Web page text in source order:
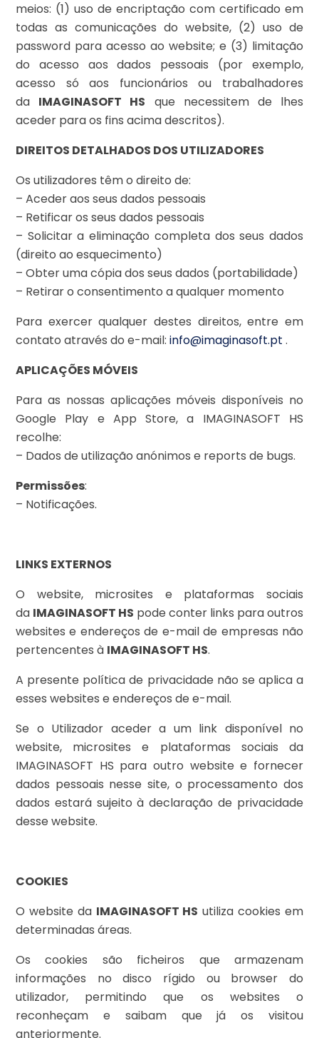
meios: (1) uso de encriptação com certificado em
todas as comunicações do website, (2) uso de
password para acesso ao website; e (3) limitação
do acesso aos dados pessoais (por exemplo,
acesso só aos funcionários ou trabalhadores
da IMAGINASOFT HS que necessitem de lhes
aceder para os fins acima descritos).
DIREITOS DETALHADOS DOS UTILIZADORES
Os utilizadores têm o direito de:
– Aceder aos seus dados pessoais
– Retificar os seus dados pessoais
– Solicitar a eliminação completa dos seus dados
(direito ao esquecimento)
– Obter uma cópia dos seus dados (portabilidade)
– Retirar o consentimento a qualquer momento
Para exercer qualquer destes direitos, entre em
contato através do e-mail: info@imaginasoft.pt .
APLICAÇÕES MÓVEIS
Para as nossas aplicações móveis disponíveis no
Google Play e App Store, a IMAGINASOFT HS
recolhe:
– Dados de utilização anónimos e reports de bugs.
Permissões:
– Notificações.
LINKS EXTERNOS
O website, microsites e plataformas sociais
da IMAGINASOFT HS pode conter links para outros
websites e endereços de e-mail de empresas não
pertencentes à IMAGINASOFT HS.
A presente política de privacidade não se aplica a
esses websites e endereços de e-mail.
Se o Utilizador aceder a um link disponível no
website, microsites e plataformas sociais da
IMAGINASOFT HS para outro website e fornecer
dados pessoais nesse site, o processamento dos
dados estará sujeito à declaração de privacidade
desse website.
COOKIES
O website da IMAGINASOFT HS utiliza cookies em
determinadas áreas.
Os cookies são ficheiros que armazenam
informações no disco rígido ou browser do
utilizador, permitindo que os websites o
reconheçam e saibam que já os visitou
anteriormente.